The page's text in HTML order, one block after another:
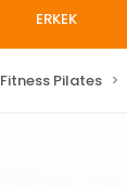
ERKEK
Fitness Pilates